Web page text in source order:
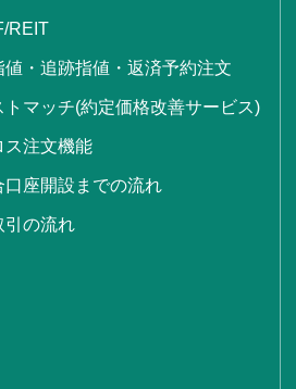
REIT
値・追跡指値・返済予約注文
トマッチ(約定価格改善サービス)
ス注文機能
口座開設までの流れ
引の流れ